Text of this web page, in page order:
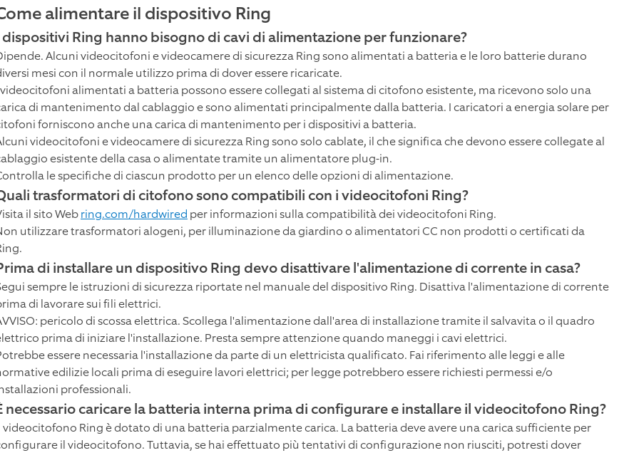
alimentare il dispositivo Ring
dispositivi Ring hanno bisogno di cavi di alimentazione per funzionare?
Alcuni videocitofoni e videocamere di sicurezza Ring sono alimentati a batteria e le loro batterie durano
mesi con il normale utilizzo prima di dover essere ricaricate.
alimentati a batteria possono essere collegati al sistema di citofono esistente, ma ricevono solo una
di mantenimento dal cablaggio e sono alimentati principalmente dalla batteria. I caricatori a energia solare per
forniscono anche una carica di mantenimento per i dispositivi a batteria.
videocitofoni e videocamere di sicurezza Ring sono solo cablate, il che significa che devono essere collegate al
esistente della casa o alimentate tramite un alimentatore plug-in.
le specifiche di ciascun prodotto per un elenco delle opzioni di alimentazione.
trasformatori di citofono sono compatibili con i videocitofoni Ring?
il sito Webring.com/hardwired per informazioni sulla compatibilità dei videocitofoni Ring.
utilizzare trasformatori alogeni, per illuminazione da giardino o alimentatori CC non prodotti o certificati da
di installare un dispositivo Ring devo disattivare l'alimentazione di corrente in casa?
sempre le istruzioni di sicurezza riportate nel manuale del dispositivo Ring. Disattiva l'alimentazione di corrente
di lavorare sui fili elettrici.
pericolo di scossa elettrica. Scollega l'alimentazione dall'area di installazione tramite il salvavita o il quadro
prima di iniziare l'installazione. Presta sempre attenzione quando maneggi i cavi elettrici.
essere necessaria l'installazione da parte di un elettricista qualificato. Fai riferimento alle leggi e alle
edilizie locali prima di eseguire lavori elettrici; per legge potrebbero essere richiesti permessi e/o
professionali.
necessario caricare la batteria interna prima di configurare e installare il videocitofono Ring?
videocitofono Ring è dotato di una batteria parzialmente carica. La batteria deve avere una carica sufficiente per
il videocitofono. Tuttavia, se hai effettuato più tentativi di configurazione non riusciti, potresti dover